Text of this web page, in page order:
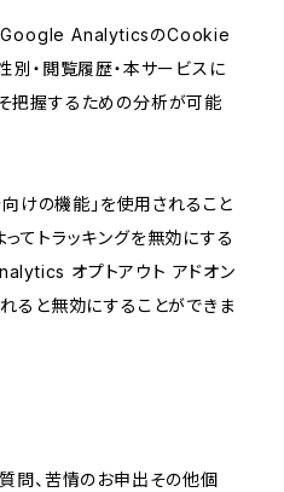
Google AnalyticsのCookie
別・閲覧履歴・本サービスに
把握するための分析が可能
けの機能」を使用されること
てトラッキングを無効にする
オプトアウト アドオン
ると無効にすることができま
問、苦情のお申出その他個